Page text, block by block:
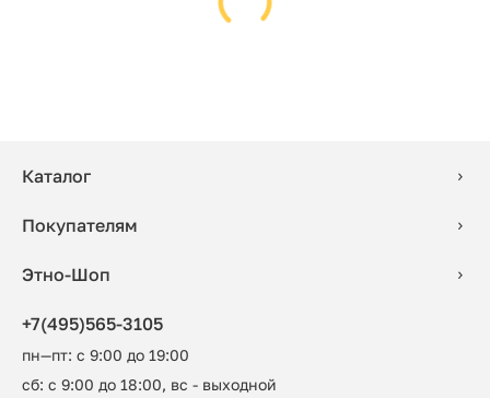
Каталог
Покупателям
Этно-Шоп
+7(495)565-3105
пн—пт: с 9:00 до 19:00
сб: с 9:00 до 18:00, вс - выходной